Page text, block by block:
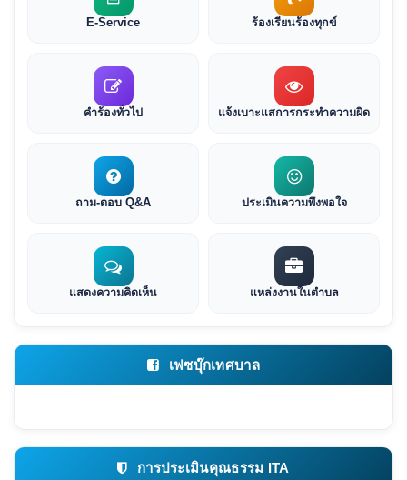
E-Service ร้องเรียนร้องทุกข์
คำร้องทั่วไป แจ้งเบาะแสการกระทำความผิด
ถาม-ตอบ Q&A ประเมินความพึงพอใจ
แสดงความคิดเห็น แหล่งงานในตำบล
เฟซบุ๊กเทศบาล
การประเมินคุณธรรม ITA